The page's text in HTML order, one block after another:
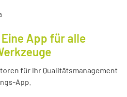
App für alle
für Ihr Qualitätsmanagement
App.